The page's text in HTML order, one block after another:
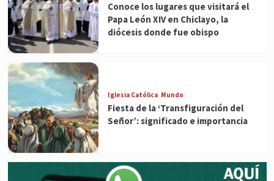
Conoce los lugares que visitará el
Papa León XIV en Chiclayo, la
diócesis donde fue obispo
Iglesia Católica Mundo
Fiesta de la ‘Transfiguración del
Señor’: significado e importancia